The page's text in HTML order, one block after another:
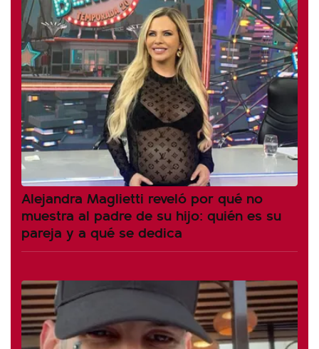
Alejandra Maglietti reveló por qué no
muestra al padre de su hijo: quién es su
pareja y a qué se dedica